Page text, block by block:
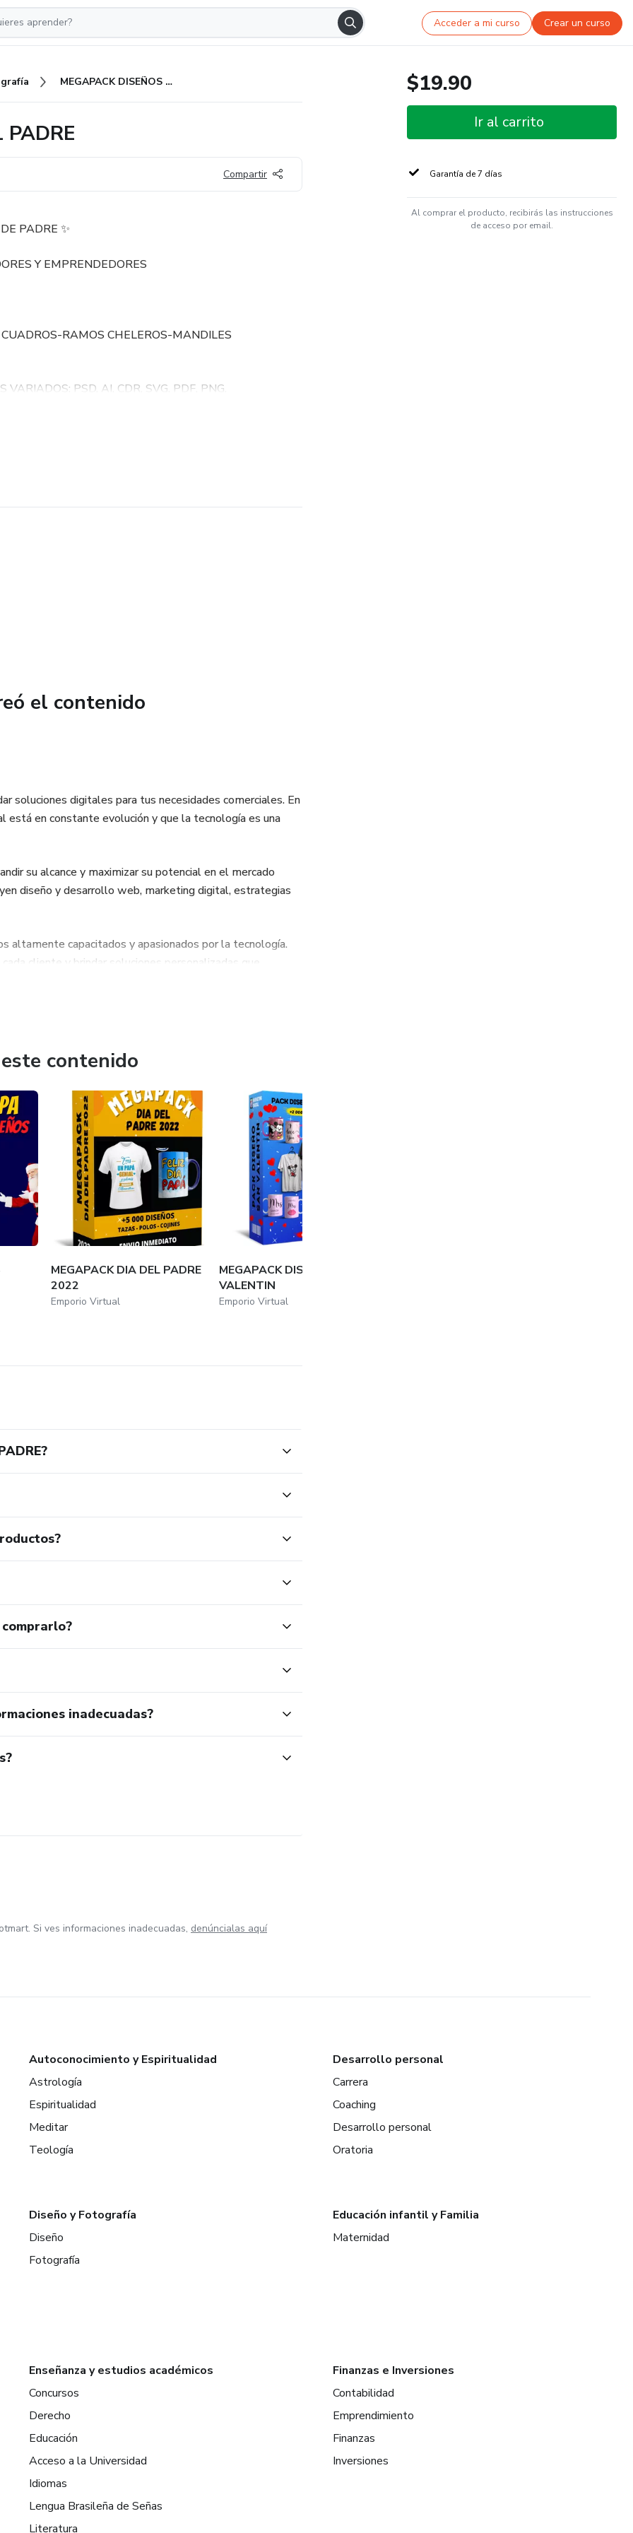
Acceder a mi curso Crear un curso
MEGAPACK DISEÑOS DIA DEL PADRE
PADRE
Compartir
PADRE ✨
Y EMPRENDEDORES
RAMOS CHELEROS-MANDILES
VARIADOS: PSD, AI, CDR, SVG, PDF, PNG.
el contenido
soluciones digitales para tus necesidades comerciales. En
en constante evolución y que la tecnología es una
su alcance y maximizar su potencial en el mercado
diseño y desarrollo web, marketing digital, estrategias
altamente capacitados y apasionados por la tecnología.
cliente y brindar soluciones personalizadas que
contenido
MEGAPACK DIA DEL PADRE
2022
Emporio Virtual
MEGAPACK DISEÑOS SAN
VALENTIN
Emporio Virtual
inadecuadas?
$19.90
Ir al carrito
Garantía de 7 días
Al comprar el producto, recibirás las instrucciones
de acceso por email.
Si ves informaciones inadecuadas, denúncialas aquí
Autoconocimiento y Espiritualidad
Astrología
Espiritualidad
Meditar
Teología
Desarrollo personal
Carrera
Coaching
Desarrollo personal
Oratoria
Diseño y Fotografía
Diseño
Fotografía
Educación infantil y Familia
Maternidad
Enseñanza y estudios académicos
Concursos
Derecho
Educación
Acceso a la Universidad
Idiomas
Lengua Brasileña de Señas
Literatura
Finanzas e Inversiones
Contabilidad
Emprendimiento
Finanzas
Inversiones